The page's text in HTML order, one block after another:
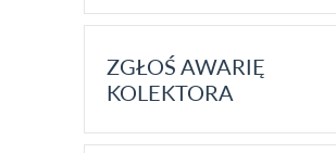
ZGŁOŚ AWARIĘ
KOLEKTORA